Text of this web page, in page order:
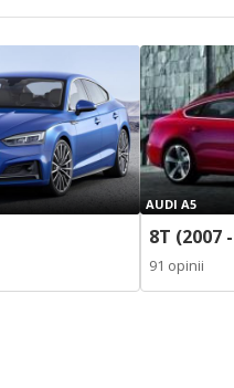
AUDI A5
8T (2007
91 opinii